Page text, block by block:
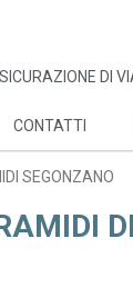
DI
CONTATTI